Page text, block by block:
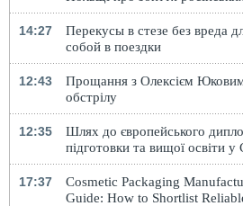
14:27
Перекусы в стезе без вреда
собой в поездки
12:43
Прощання з Олексієм Юковим
обстрілу
12:35
Шлях до європейського
підготовки та вищої освіти у
17:37
Cosmetic Packaging
Guide: How to Shortlist